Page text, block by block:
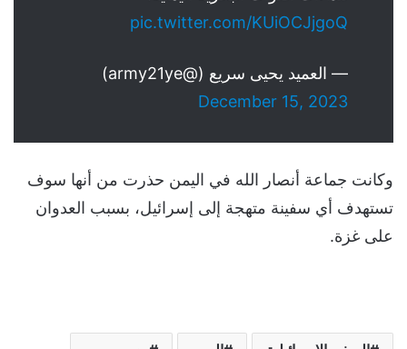
pic.twitter.com/KUiOCJjgoQ
— العميد يحيى سريع (@army21ye)
December 15, 2023
وكانت جماعة أنصار الله في اليمن حذرت من أنها سوف
تستهدف أي سفينة متهجة إلى إسرائيل، بسبب العدوان
على غزة.